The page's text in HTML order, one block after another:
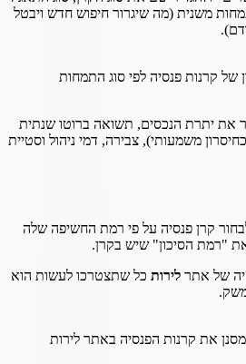
משנית (מה שיגרור חיפוש חדש ויבטל
של קרנות פנסיה לפי סוג התמחות
את יתרת הנכסים, תשואה ברוטו שנתית
משמעותי), צבירה, דמי ניהול וסטיית
קרן פנסיה על פי רמת החשיפה שלה
את "רמת הסיכון" שיש בקרן.
של אתר לירות כל שתצטרכו לעשות הוא
את קרנות הפנסיה באתר לירות